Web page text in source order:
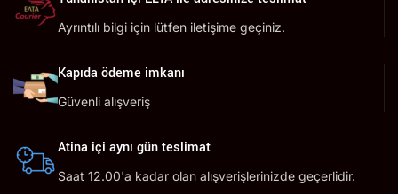
Ayrıntılı bilgi için lütfen iletişime geçiniz.
Kapıda ödeme imkanı
Güvenli alışveriş
Atina içi aynı gün teslimat
Saat 12.00'a kadar olan alışverişlerinizde geçerlidir.